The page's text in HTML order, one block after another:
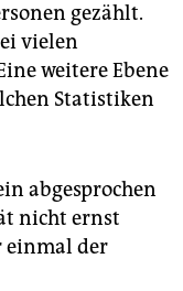
gezählt.
vielen
weitere Ebene
Statistiken
abgesprochen
nicht ernst
einmal der